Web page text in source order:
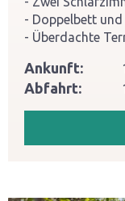
Doppelbett
Überdachte
Ankunft:
Abfahrt: